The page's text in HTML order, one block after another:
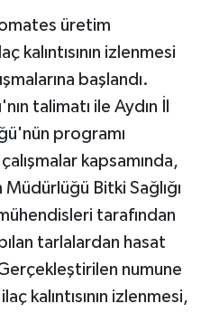
üretim
kalıntısının izlenmesi
başlandı.
talimatı ile Aydın İl
programı
kapsamında,
Müdürlüğü Bitki Sağlığı
tarafından
tarlalardan hasat
numune
kalıntısının izlenmesi,